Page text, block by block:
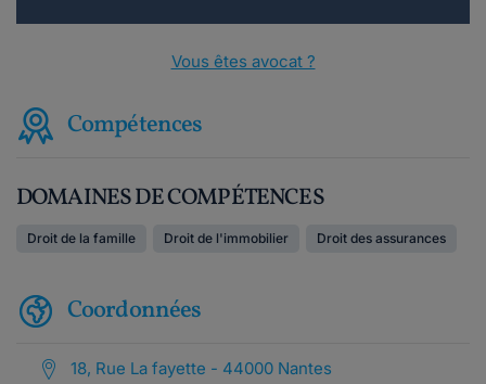
Vous êtes avocat ?
Compétences
DOMAINES DE COMPÉTENCES
Droit de la famille Droit de l'immobilier Droit des assurances
Coordonnées
18, Rue La fayette - 44000 Nantes